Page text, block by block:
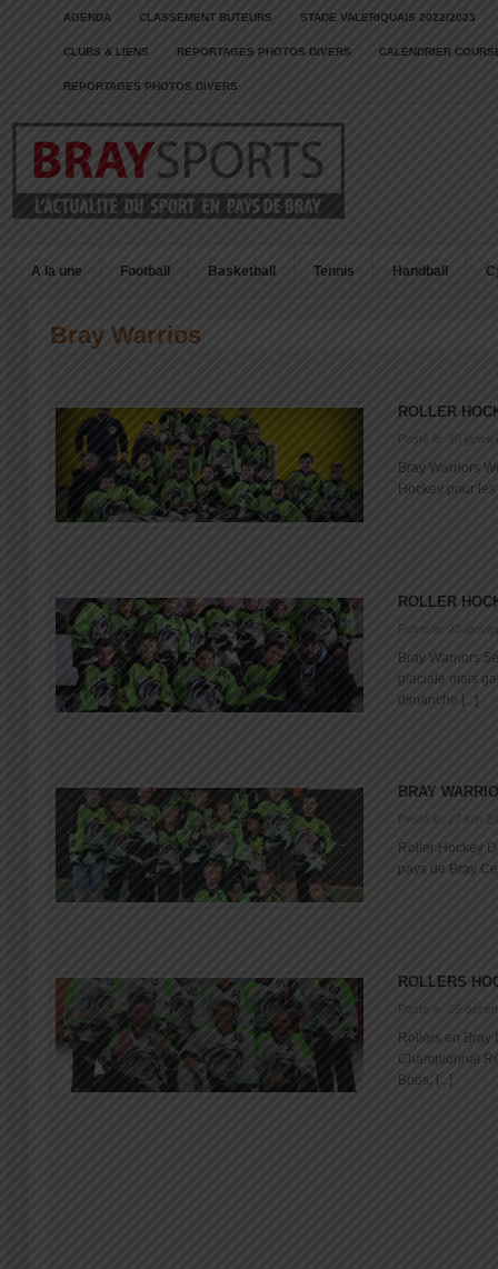
AGENDA CLASSEMENT BUTEURS STADE VALERIQUAIS 2022/2023
CLUBS & LIENS REPORTAGES PHOTOS DIVERS CALENDRIER
REPORTAGES PHOTOS DIVERS
A la une Football Basketball Tennis Handball
Bray Warrios
ROLLER
Posté le: 30
Bray Warriors
Hockey pour
ROLLER
Posté le: 23
Bray Warriors
glaciale mais
dimanche [...]
BRAY
Posté le: 27 juin
Roller Hockey
pays de Bray
ROLLERS
Posté le: 09
Rollers en Bray
Championnat
Boos, [...]